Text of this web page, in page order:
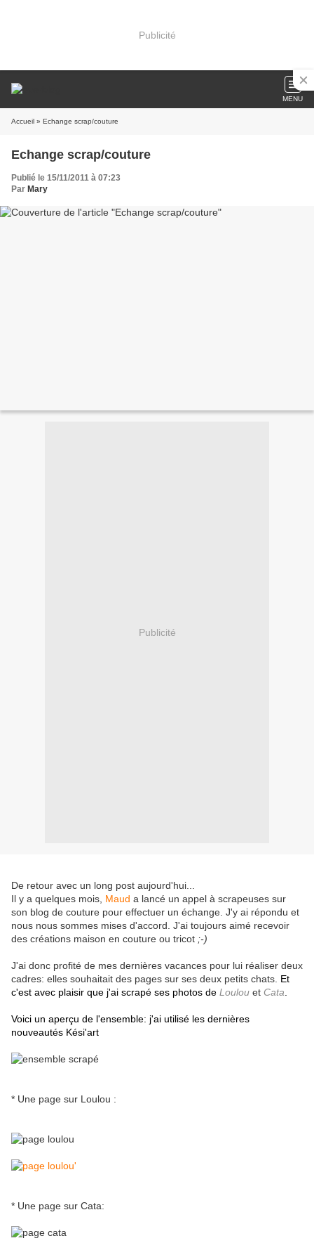
Publicité
MENU
Accueil » Echange scrap/couture
Echange scrap/couture
Publié le 15/11/2011 à 07:23
Par Mary
Publicité
De retour avec un long post aujourd'hui...
Il y a quelques mois, Maud a lancé un appel à scrapeuses sur
son blog de couture pour effectuer un échange. J'y ai répondu et
nous nous sommes mises d'accord. J'ai toujours aimé recevoir
des créations maison en couture ou tricot ;-)
J'ai donc profité de mes dernières vacances pour lui réaliser deux
cadres: elles souhaitait des pages sur ses deux petits chats. Et
c'est avec plaisir que j'ai scrapé ses photos de Loulou et Cata
Voici un aperçu de l'ensemble: j'ai utilisé les dernières
nouveautés Kési'art
* Une page sur Loulou :
* Une page sur Cata: